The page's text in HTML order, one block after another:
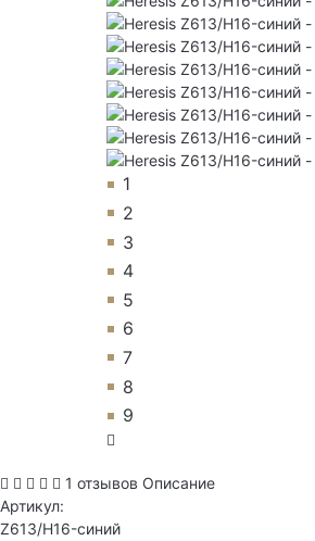
1
2
3
4
5
6
7
8
9
1 отзывов Описание
Артикул:
Z613/H16-синий